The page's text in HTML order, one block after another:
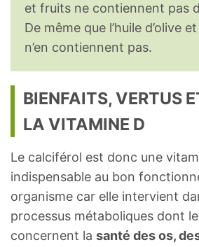
et fruits ne contiennent pas
De même que l’huile d’olive
n’en contiennent pas.
BIENFAITS, VERTUS
LA VITAMINE D
Le calciférol est donc une
indispensable au bon
organisme car elle intervient
processus métaboliques dont
concernent la santé des os,